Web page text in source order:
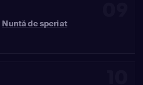
Nuntă de speriat